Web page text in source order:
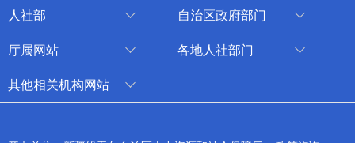
人社部
技能人才评价工作网
自治区政府部门
审计厅
退役军人事务厅
厅属网站
中国新疆人才网
各地人社部门
其他相关机构网站